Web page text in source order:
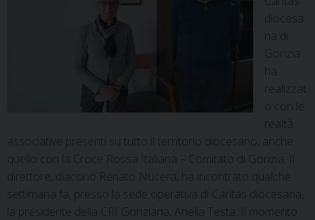
diocesa
na di
Gorizia
ha
realizzat
o con le
realtà
associative presenti su tutto il territorio diocesano, anche
quello con la Croce Rossa Italiana – Comitato di Gorizia. Il
direttore, diacono Renato Nucera, ha incontrato qualche
settimana fa, presso la sede operativa di Caritas diocesana,
la presidente della CRI Goriziana, Ariella Testa. Il momento